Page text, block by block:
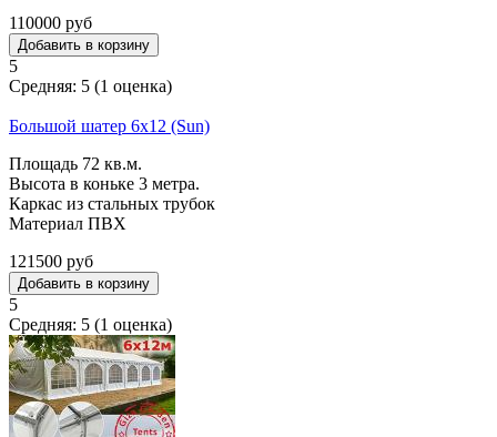
110000 руб
5
Средняя: 5 (1 оценка)
Большой шатер 6х12 (Sun)
Площадь 72 кв.м.
Высота в коньке 3 метра.
Каркас из стальных трубок
Материал ПВХ
121500 руб
5
Средняя: 5 (1 оценка)